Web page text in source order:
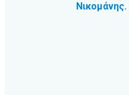
Νικομάνης.